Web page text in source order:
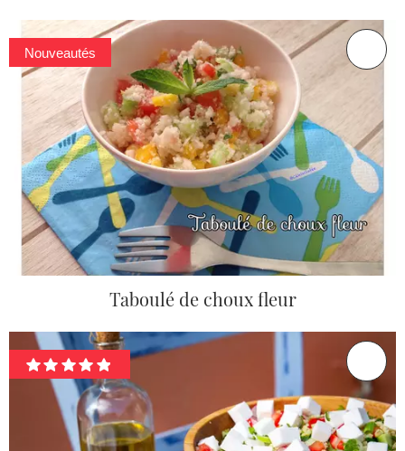
Nouveautés
Taboulé de choux fleur